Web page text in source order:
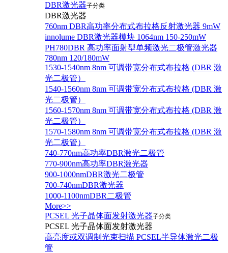
DBR激光器子分类
DBR激光器
760nm DBR高功率分布式布拉格反射激光器 9mW
innolume DBR激光器模块 1064nm 150-250mW
PH780DBR 高功率面射型单频激光二极管激光器
780nm 120/180mW
1530-1540nm 8nm 可调带宽分布式布拉格 (DBR 激
光二极管）
1540-1560nm 8nm 可调带宽分布式布拉格 (DBR 激
光二极管）
1560-1570nm 8nm 可调带宽分布式布拉格 (DBR 激
光二极管）
1570-1580nm 8nm 可调带宽分布式布拉格 (DBR 激
光二极管）
740-770nm高功率DBR激光二极管
770-900nm高功率DBR激光器
900-1000nmDBR激光二极管
700-740nmDBR激光器
1000-1100nmDBR二极管
More>>
PCSEL 光子晶体面发射激光器子分类
PCSEL 光子晶体面发射激光器
高亮度或双调制光束扫描 PCSEL半导体激光二极
管